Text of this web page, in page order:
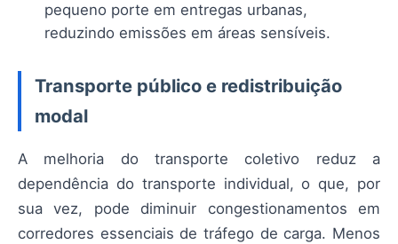
pequeno porte em entregas urbanas,
reduzindo emissões em áreas sensíveis.
Transporte público e redistribuição
modal
A melhoria do transporte coletivo reduz a
dependência do transporte individual, o que, por
sua vez, pode diminuir congestionamentos em
corredores essenciais de tráfego de carga. Menos